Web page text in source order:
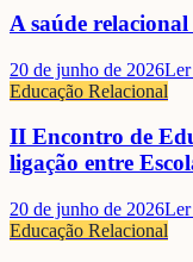
A saúde
20 de junho de 2026Ler
Educação Relacional
II Encontro de
ligação entre
20 de junho de 2026Ler
Educação Relacional